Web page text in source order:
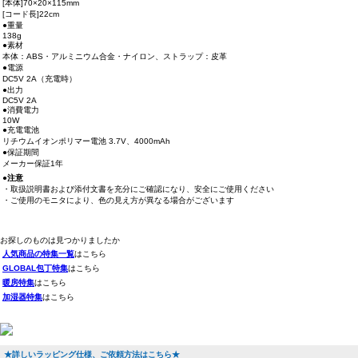
[本体]70×20×115mm
[コード長]22cm
●重量
138g
●素材
本体：ABS・アルミニウム合金・ナイロン、ストラップ：皮革
●電源
DC5V 2A（充電時）
●出力
DC5V 2A
●消費電力
10W
●充電電池
リチウムイオンポリマー電池 3.7V、4000mAh
●保証期間
メーカー保証1年
●注意
・取扱説明書および添付文書を充分にご確認になり、安全にご使用ください
・ご使用のモニタにより、色の見え方が異なる場合がございます
お探しのものは見つかりましたか
人気商品の特集一覧はこちら
GLOBAL包丁特集はこちら
暖房特集はこちら
加湿器特集はこちら
★詳しいラッピング仕様、ご依頼方法はこちら★